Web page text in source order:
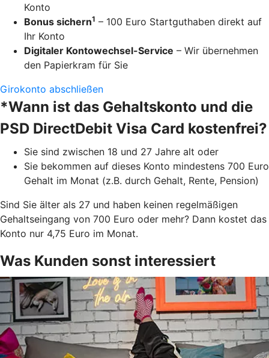
Konto
Bonus sichern1 – 100 Euro Startguthaben direkt auf
Ihr Konto
Digitaler Kontowechsel-Service – Wir übernehmen
den Papierkram für Sie
Girokonto abschließen
*Wann ist das Gehaltskonto und die
PSD DirectDebit Visa Card kostenfrei?
Sie sind zwischen 18 und 27 Jahre alt oder
Sie bekommen auf dieses Konto mindestens 700 Euro
Gehalt im Monat (z.B. durch Gehalt, Rente, Pension)
Sind Sie älter als 27 und haben keinen regelmäßigen
Gehaltseingang von 700 Euro oder mehr? Dann kostet das
Konto nur 4,75 Euro im Monat.
Was Kunden sonst interessiert